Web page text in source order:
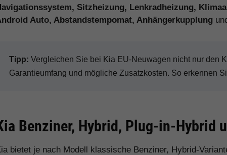
Sitzheizung, Lenkradheizung,
Auto, Abstandstempomat, Anhängerkupplung
Tipp: Vergleichen Sie bei Kia EU-Neuwagen nicht nur den
Garantieumfang und mögliche Zusatzkosten. So erkennen
Benziner, Hybrid, Plug-in-Hybrid
bietet je nach Modell klassische Benziner, Hybrid-